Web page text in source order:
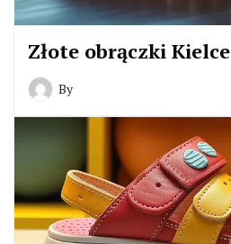
Złote obrączki Kielce
By